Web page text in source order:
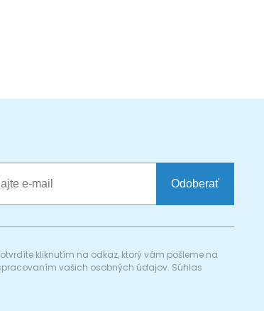
Odoberať
kliknutím na odkaz, ktorý vám pošleme na
vašich osobných údajov. Súhlas